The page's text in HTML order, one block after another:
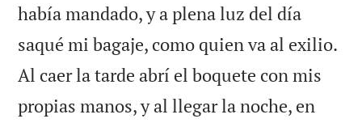
había mandado, y a plena luz del día
saqué mi bagaje, como quien va al exilio.
Al caer la tarde abrí el boquete con mis
propias manos, y al llegar la noche, en